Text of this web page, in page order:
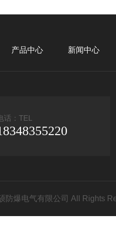
产品中心 新闻中心
话：TEL
防爆电气有限公司 All Rights